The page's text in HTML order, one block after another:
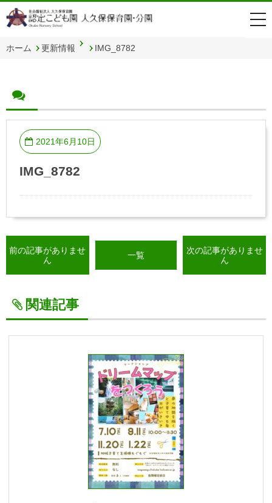
ホーム 更新情報 IMG_8782
2021年6月10日
IMG_8782
前の記事がありませ
ん
一覧
次の記事がありませ
ん
関連記事